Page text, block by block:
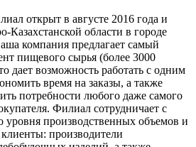
открыт в августе 2016 года и
Казахстанской области в городе
компания предлагает самый
пищевого сырья (более 3000
дает возможность работать с одним
время на заказы, а также
потребности любого даже самого
Филиал сотрудничает с
уровня производственных объемов и
производители